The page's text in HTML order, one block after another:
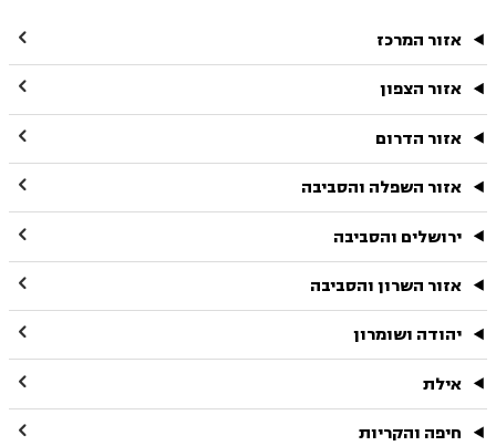
אזור המרכז 
אזור הצפון 
אזור הדרום 
אזור השפלה והסביבה 
ירושלים והסביבה 
אזור השרון והסביבה 
יהודה ושומרון 
אילת 
חיפה והקריות 